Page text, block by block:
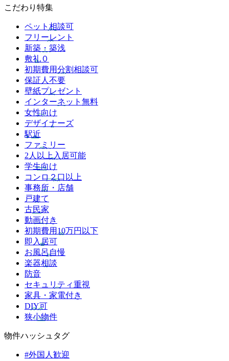
こだわり特集
ペット相談可
フリーレント
新築・築浅
敷礼０
初期費用分割相談可
保証人不要
壁紙プレゼント
インターネット無料
女性向け
デザイナーズ
駅近
ファミリー
2人以上入居可能
学生向け
コンロ２口以上
事務所・店舗
戸建て
古民家
動画付き
初期費用10万円以下
即入居可
お風呂自慢
楽器相談
防音
セキュリティ重視
家具・家電付き
DIY可
狭小物件
物件ハッシュタグ
#外国人歓迎